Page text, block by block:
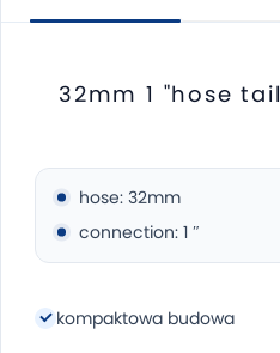
32mm 1 "hose tail
hose: 32mm
connection: 1 ″
kompaktowa budowa